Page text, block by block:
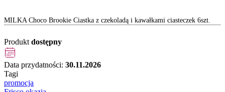
MILKA Choco Brookie Ciastka z czekoladą i kawałkami ciasteczek 6szt.
Produkt dostępny
Data przydatności: 30.11.2026
Tagi
promocja